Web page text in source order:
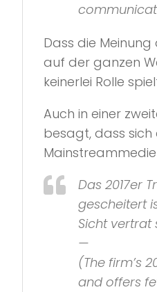
Dass die
auf der ganzen
keinerlei Rolle
Auch in einer
besagt, dass sich
Das 2017er
gescheitert
Sicht vertrat
—
(The firm’s
and offers